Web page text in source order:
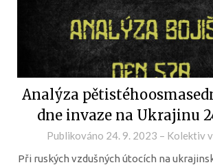
Analýza
dne invaze na Ukrajinu
Publikováno 24. 9. 2023 – Kolektiv
Při ruských vzdušných útocích na